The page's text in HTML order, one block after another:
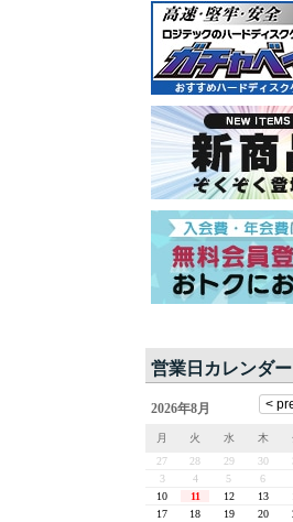
営業日カレンダー